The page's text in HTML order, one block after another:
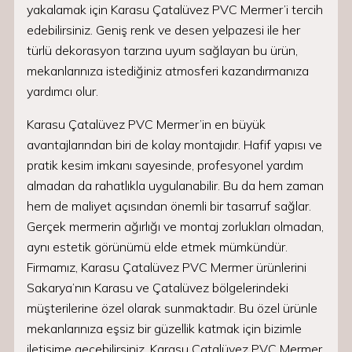
yakalamak için Karasu Çatalüvez PVC Mermer’i tercih
edebilirsiniz. Geniş renk ve desen yelpazesi ile her
türlü dekorasyon tarzına uyum sağlayan bu ürün,
mekanlarınıza istediğiniz atmosferi kazandırmanıza
yardımcı olur.
Karasu Çatalüvez PVC Mermer’in en büyük
avantajlarından biri de kolay montajıdır. Hafif yapısı ve
pratik kesim imkanı sayesinde, profesyonel yardım
almadan da rahatlıkla uygulanabilir. Bu da hem zaman
hem de maliyet açısından önemli bir tasarruf sağlar.
Gerçek mermerin ağırlığı ve montaj zorlukları olmadan,
aynı estetik görünümü elde etmek mümkündür.
Firmamız, Karasu Çatalüvez PVC Mermer ürünlerini
Sakarya’nın Karasu ve Çatalüvez bölgelerindeki
müşterilerine özel olarak sunmaktadır. Bu özel ürünle
mekanlarınıza eşsiz bir güzellik katmak için bizimle
iletişime geçebilirsiniz. Karasu Çatalüvez PVC Mermer,